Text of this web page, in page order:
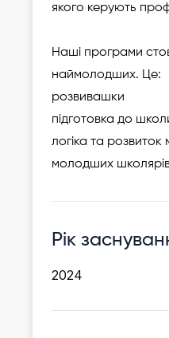
якого керують
Наші програми
наймолодших. Це:
розвивашки
підготовка до
логіка та розвиток
молодших
Рік
2024